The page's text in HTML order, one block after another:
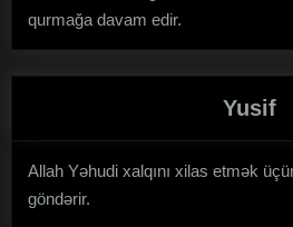
qurmağa davam edir.
Yusif
Allah Yəhudi xalqını xilas etmək
göndərir.